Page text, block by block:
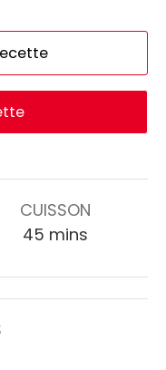
CUISSON
45 mins